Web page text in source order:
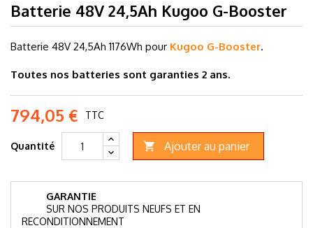
Batterie 48V 24,5Ah Kugoo G-Booster
Batterie 48V 24,5Ah 1176Wh pour Kugoo G-Booster.
Toutes nos batteries sont garanties 2 ans.
794,05 € TTC
Quantité  Ajouter au panier
GARANTIE
SUR NOS PRODUITS NEUFS ET EN
RECONDITIONNEMENT